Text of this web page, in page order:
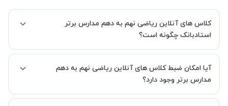
کلاس های آنلاین ریاضی نهم به دهم مدارس برتر
استادبانک چگونه است؟
شما میدهیم که استاد شما پیش از جلسه تمامی موارد لازم برای برگزاری
یک کلاس آنلاین با کیفیت و مفید را به شما توضیح خواهند داد.
آیا امکان ضبط کلاس های آنلاین ریاضی نهم به دهم
مدارس برتر وجود دارد؟